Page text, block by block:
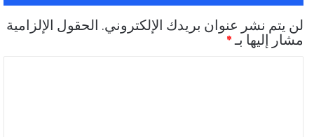
لن يتم نشر عنوان بريدك الإلكتروني. الحقول الإلزامية
مشار إليها بـ*